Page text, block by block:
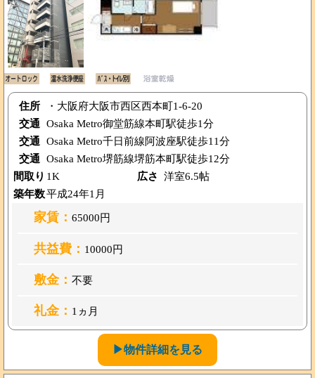
住所
・大阪府大阪市西区西本町1-6-20
交通 Osaka Metro御堂筋線本町駅徒歩1分
交通 Osaka Metro千日前線阿波座駅徒歩11分
交通 Osaka Metro堺筋線堺筋本町駅徒歩12分
間取り 1K 広さ 洋室6.5帖
築年数平成24年1月
家賃： 65000円
共益費： 10000円
敷金： 不要
礼金： 1ヵ月
▶物件詳細を見る